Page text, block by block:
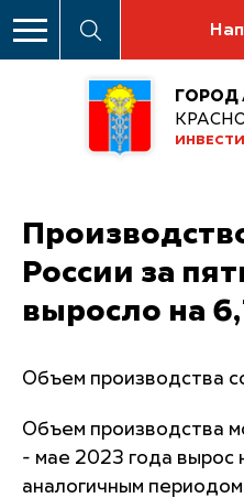
ГОРОД
России за
выросло на
Объем производства
Объем производства
- мае 2023 года вырос
аналогичным